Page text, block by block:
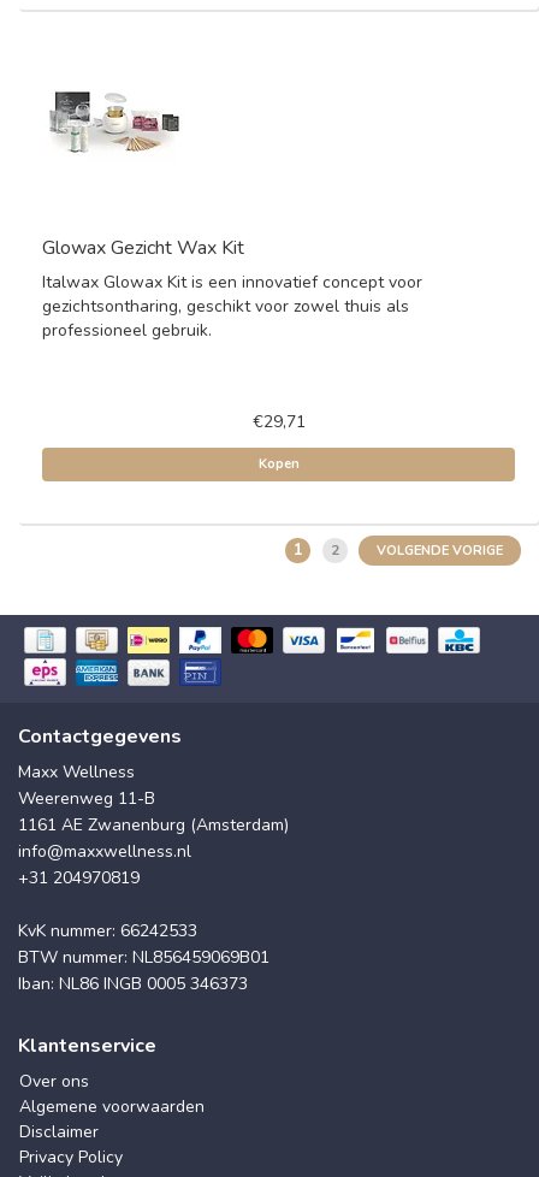
Glowax Gezicht Wax Kit
Italwax Glowax Kit is een innovatief concept voor
gezichtsontharing, geschikt voor zowel thuis als
professioneel gebruik.
€29,71
Kopen
1 2 VOLGENDE VORIGE
Contactgegevens
Maxx Wellness
Weerenweg 11-B
1161 AE Zwanenburg (Amsterdam)
info@maxxwellness.nl
+31 204970819
KvK nummer: 66242533
BTW nummer: NL856459069B01
Iban: NL86 INGB 0005 346373
Klantenservice
Over ons
Algemene voorwaarden
Disclaimer
Privacy Policy